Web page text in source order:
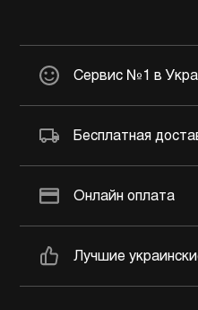
Сервис №1 в
Бесплатная
Онлайн оплата
Лучшие